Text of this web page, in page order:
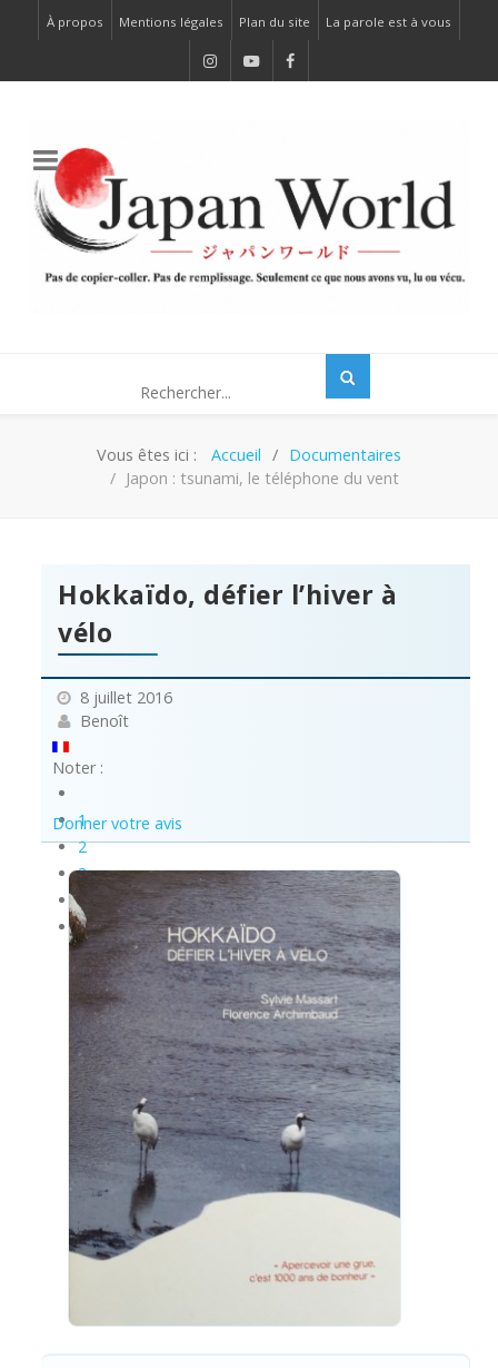
À propos Mentions légales Plan du site La parole est à vous
Vous êtes ici : Accueil
Documentaires
Japon : tsunami, le téléphone du vent
Hokkaïdo, défier l’hiver à
vélo
8 juillet 2016
Benoît
Noter :
1
2
3
4
5
Donner votre avis